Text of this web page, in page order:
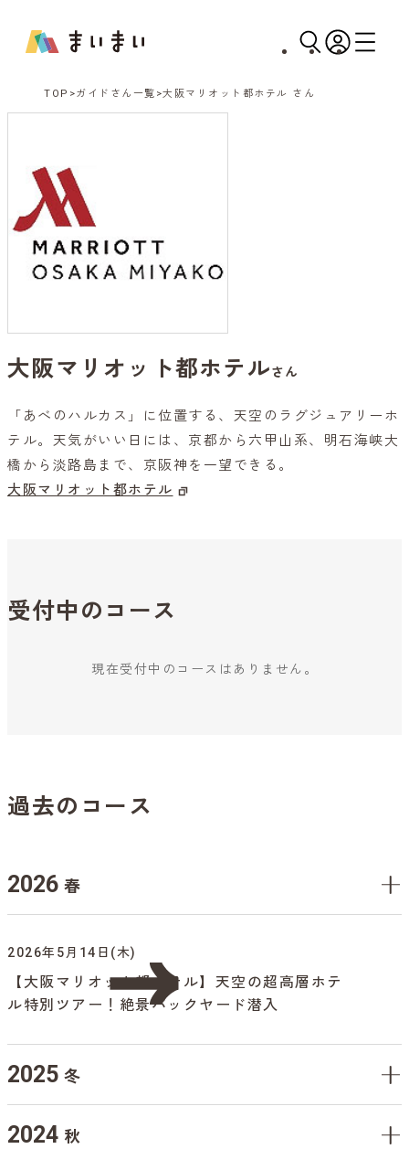
TOP ガイドさん一覧 大阪マリオット都ホテル さん
大阪マリオット都ホテルさん
「あべのハルカス」に位置する、天空のラグジュアリーホ
テル。天気がいい日には、京都から六甲山系、明石海峡大
橋から淡路島まで、京阪神を一望できる。
大阪マリオット都ホテル
受付中のコース
現在受付中のコースはありません。
過去のコース
2026 春
2026年5月14日(木)
【大阪マリオット都ホテル】天空の超高層ホテ
ル特別ツアー！絶景バックヤード潜入
2025 冬
2024 秋